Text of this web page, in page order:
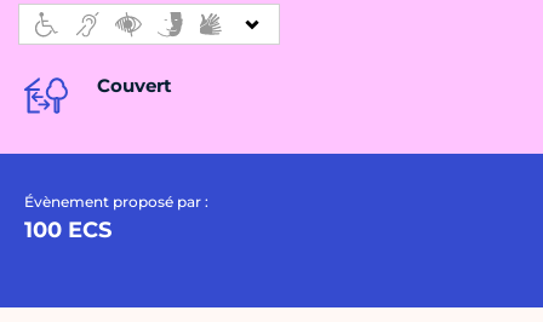
Couvert
Évènement proposé par :
100 ECS